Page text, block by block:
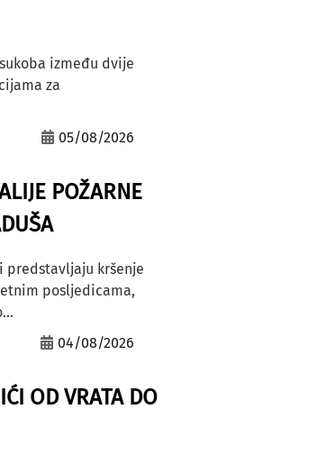
između dvije
za
05/08/2026
POŽARNE
predstavljaju kršenje
posljedicama,
04/08/2026
OD VRATA DO